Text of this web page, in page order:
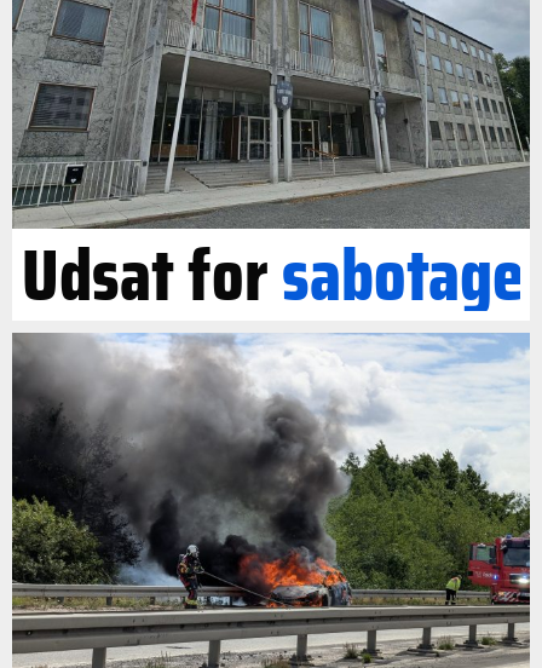
Udsat forsabotage